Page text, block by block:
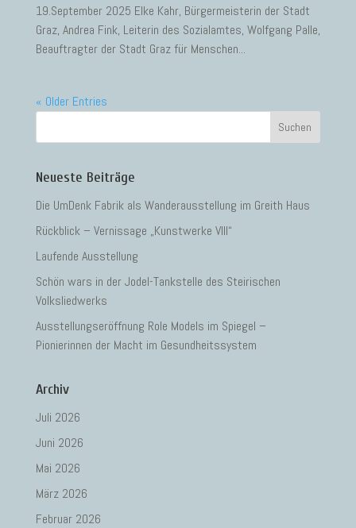
19.September 2025 Elke Kahr, Bürgermeisterin der Stadt
Graz, Andrea Fink, Leiterin des Sozialamtes, Wolfgang Palle,
Beauftragter der Stadt Graz für Menschen...
« Older Entries
Neueste Beiträge
Die UmDenk Fabrik als Wanderausstellung im Greith Haus
Rückblick – Vernissage „Kunstwerke VIII“
Laufende Ausstellung
Schön wars in der Jodel-Tankstelle des Steirischen
Volksliedwerks
Ausstellungseröffnung Role Models im Spiegel –
Pionierinnen der Macht im Gesundheitssystem
Archiv
Juli 2026
Juni 2026
Mai 2026
März 2026
Februar 2026